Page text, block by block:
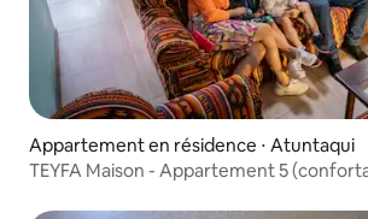
Appartement en résidence ⋅ Atuntaqui
TEYFA Maison - Appartement 5